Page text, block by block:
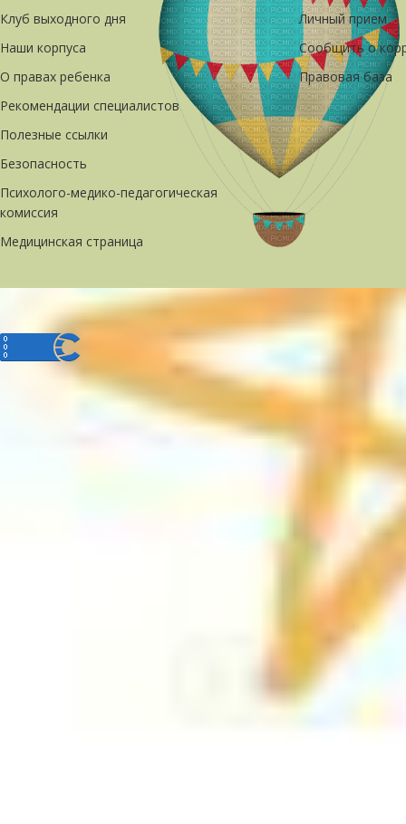
Клуб выходного дня
Наши корпуса
О правах ребенка
Рекомендации специалистов
Полезные ссылки
Безопасность
Психолого-медико-педагогическая
комиссия
Медицинская страница
Личный прием
Сообщить о
Правовая база